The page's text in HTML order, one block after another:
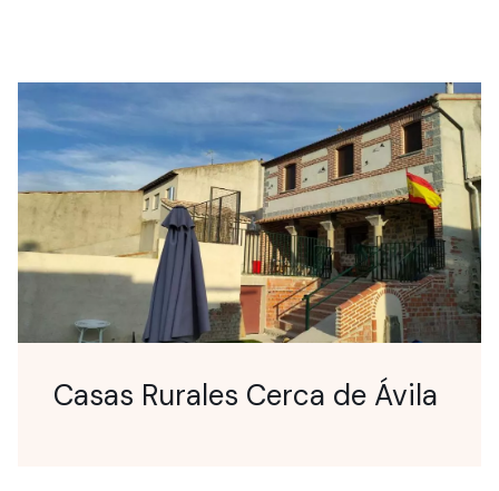
Casas Rurales Cerca de Ávila